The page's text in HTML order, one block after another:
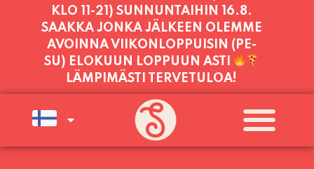
PERJANTAI11:00 - 21:00
PALVELEMME PÄIVITTÄIN (MA-SU
KLO 11-21) SUNNUNTAIHIN 16.8.
SAAKKA JONKA JÄLKEEN OLEMME
AVOINNA VIIKONLOPPUISIN (PE-
SU) ELOKUUN LOPPUUN ASTI
LÄMPIMÄSTI TERVETULOA!